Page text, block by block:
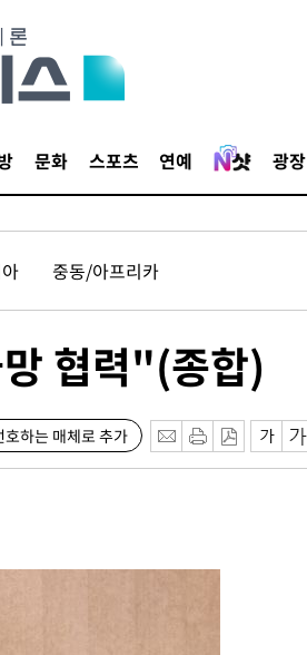
문화 스포츠 연예 광장
중동/아프리카
협력"(종합)
호하는 매체로 추가